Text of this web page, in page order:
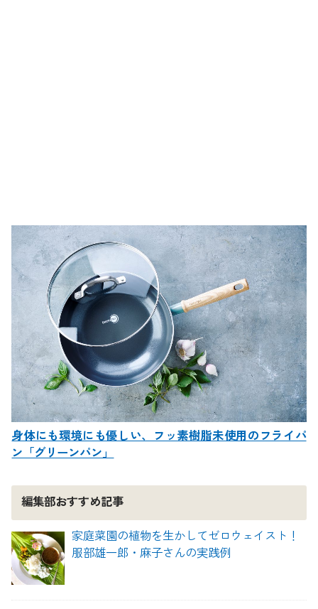
身体にも環境にも優しい、フッ素樹脂未使用のフライパ
ン「グリーンパン」
編集部おすすめ記事
家庭菜園の植物を生かしてゼロウェイスト！
服部雄一郎・麻子さんの実践例